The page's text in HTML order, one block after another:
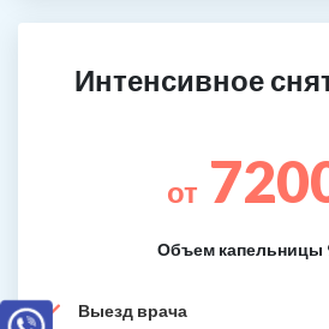
Интенсивное
от
Объем капельницы
Выезд врача